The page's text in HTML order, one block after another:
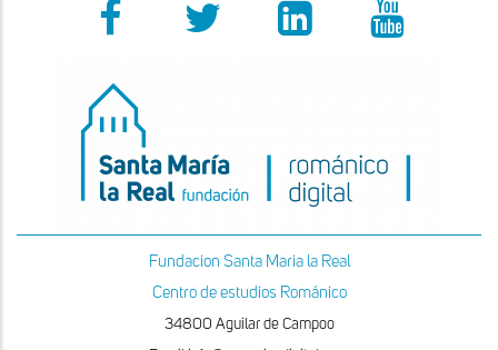
Fundacion Santa Maria la Real
Centro de estudios Románico
34800 Aguilar de Campoo